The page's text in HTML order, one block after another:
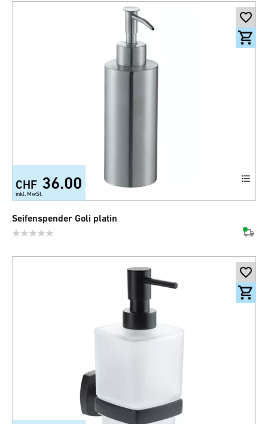
CHF 36.00
inkl. MwSt.
Seifenspender Goli platin